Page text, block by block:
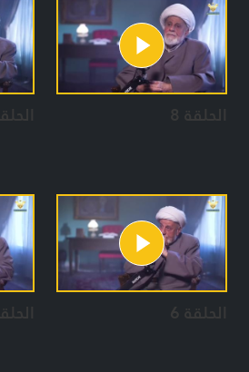
الحلقة 8 الحلقة 7
الحلقة 6 الحلقة 5